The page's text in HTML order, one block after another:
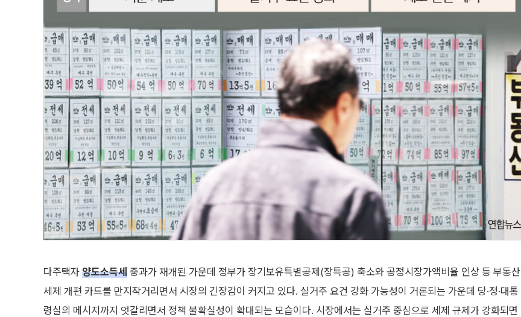
다주택자 양도소득세 중과가 재개된 가운데 정부가 장기보유특별공제(장특공) 축소와 공정시장가액비율 인상 등 부동산
세제 개편 카드를 만지작거리면서 시장의 긴장감이 커지고 있다. 실거주 요건 강화 가능성이 거론되는 가운데 당·정·대통
령실의 메시지까지 엇갈리면서 정책 불확실성이 확대되는 모습이다. 시장에서는 실거주 중심으로 세제 규제가 강화되면